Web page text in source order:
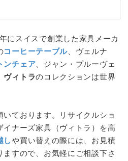
にスイスで創業した家具メーカ
コーヒーテーブル 、ヴェルナ
ンチェア 、ジャン・プルーヴェ
ヴィトラのコレクションは世界
いております。リサイクルショ
ナーズ家具（ヴィトラ ）を高
しや買い替えの際には、お見積
ますので、お気軽にご相談下さ